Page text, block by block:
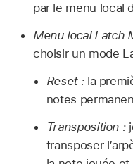
par le menu local
Menu local Latch
choisir un mode
Reset :la
notes
Transposition :
transposer